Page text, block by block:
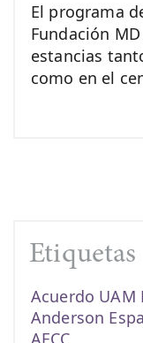
El programa
Fundación
estancias
como en el
Etiquetas
Acuerdo UAM
Anderson